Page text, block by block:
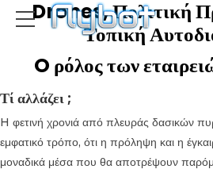
Drones, Πολιτική
Τοπική
O ρόλος των
Τί αλλάζει ;
H φετινή χρονιά από πλευράς δασικών
εμφατικό τρόπο, ότι η πρόληψη και η
μοναδικά μέσα που θα αποτρέψουν